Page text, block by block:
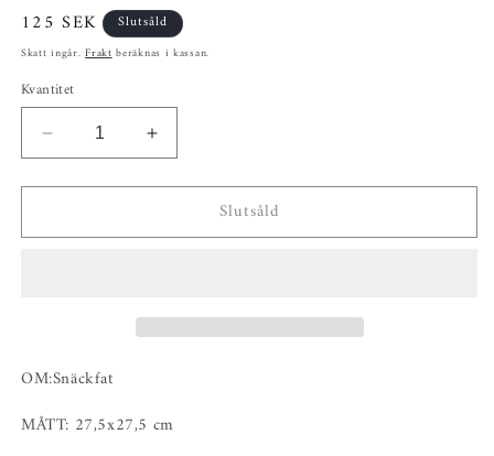
Ordinarie
pris
125 SEK Slutsåld
Skatt ingår.Fraktberäknas i kassan.
Kvantitet
Minska
kvantitet
för
Öka
kvantitet
för
SnäckfatSlutsåld
OM:Snäckfat
MÅTT: 27,5x27,5 cm